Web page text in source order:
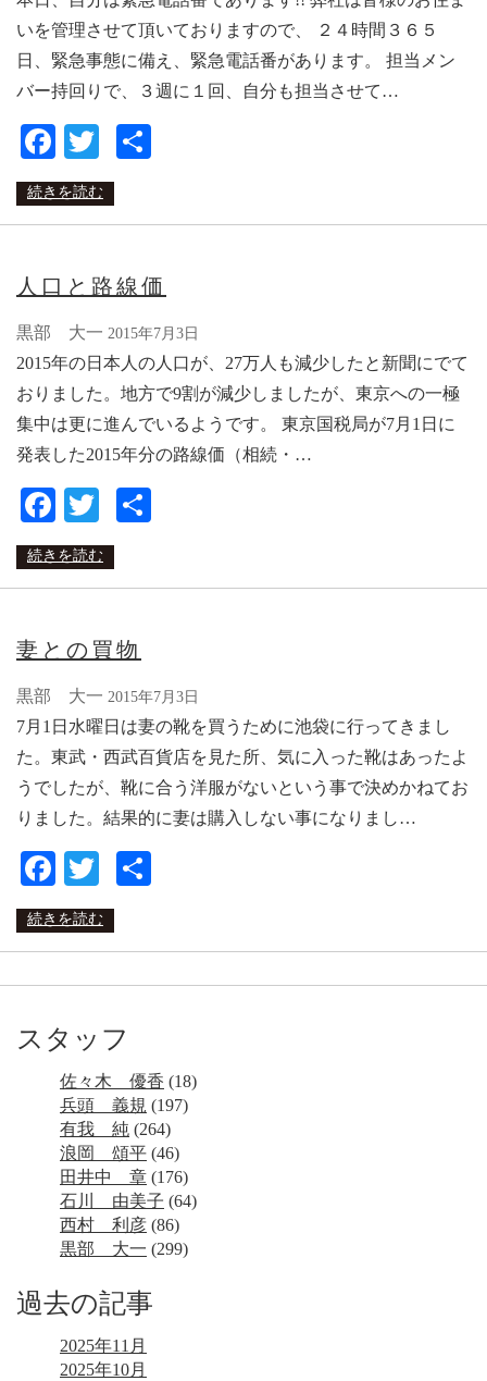
いを管理させて頂いておりますので、 ２４時間３６５
日、緊急事態に備え、緊急電話番があります。 担当メン
バー持回りで、３週に１回、自分も担当させて…
Facebook
Twitter
続きを読む
人口と路線価
黒部 大一 2015年7月3日
2015年の日本人の人口が、27万人も減少したと新聞にでて
おりました。地方で9割が減少しましたが、東京への一極
集中は更に進んでいるようです。 東京国税局が7月1日に
発表した2015年分の路線価（相続・…
Facebook
Twitter
続きを読む
妻との買物
黒部 大一 2015年7月3日
7月1日水曜日は妻の靴を買うために池袋に行ってきまし
た。東武・西武百貨店を見た所、気に入った靴はあったよ
うでしたが、靴に合う洋服がないという事で決めかねてお
りました。結果的に妻は購入しない事になりまし…
Facebook
Twitter
続きを読む
スタッフ
佐々木 優香 (18)
兵頭 義規 (197)
有我 純 (264)
浪岡 頌平 (46)
田井中 章 (176)
石川 由美子 (64)
西村 利彦 (86)
黒部 大一 (299)
過去の記事
2025年11月
2025年10月